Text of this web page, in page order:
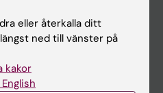
eller återkalla ditt
ned till vänster på
kakor